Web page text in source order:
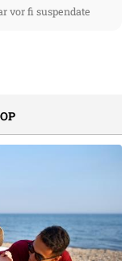
vor fi suspendate